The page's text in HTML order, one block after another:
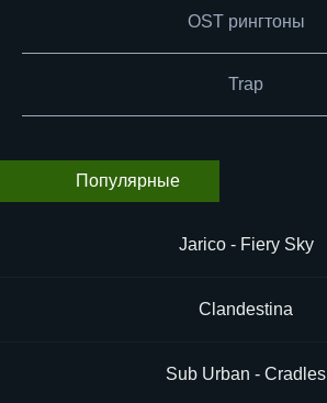
OST рингтоны
Trap
Популярные
Jarico - Fiery Sky
Clandestina
Sub Urban - Cradles